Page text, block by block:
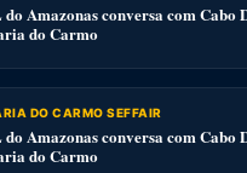
do Amazonas conversa com Cabo
do Carmo
DO CARMO SEFFAIR
do Amazonas conversa com Cabo
do Carmo